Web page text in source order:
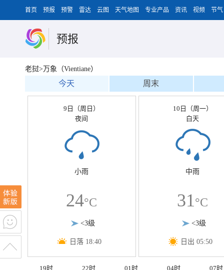
首页 预报 预警 雷达 云图 天气地图 专业产品 资讯 视频 节气
预报
老挝>万象（Vientiane）
今天 周末
9日（周日）
夜间
小雨
24°C
<3级
日落 18:40
10日（周一）
白天
中雨
31°C
<3级
日出 05:50
19时 22时 01时 04时 07时